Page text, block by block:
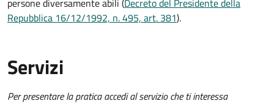
Repubblica 16/12/1992, n. 495, art. 381).
Servizi
Per presentare la pratica accedi al servizio che ti interessa